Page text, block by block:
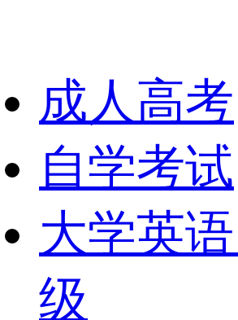
成人高考
自学考试
大学英
级